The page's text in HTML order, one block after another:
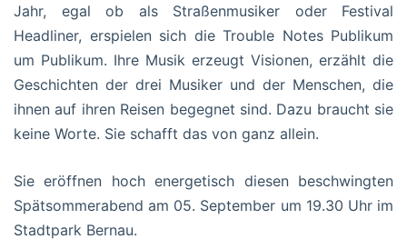
Jahr, egal ob als Straßenmusiker oder Festival
Headliner, erspielen sich die Trouble Notes Publikum
um Publikum. Ihre Musik erzeugt Visionen, erzählt die
Geschichten der drei Musiker und der Menschen, die
ihnen auf ihren Reisen begegnet sind. Dazu braucht sie
keine Worte. Sie schafft das von ganz allein.
Sie eröffnen hoch energetisch diesen beschwingten
Spätsommerabend am 05. September um 19.30 Uhr im
Stadtpark Bernau.